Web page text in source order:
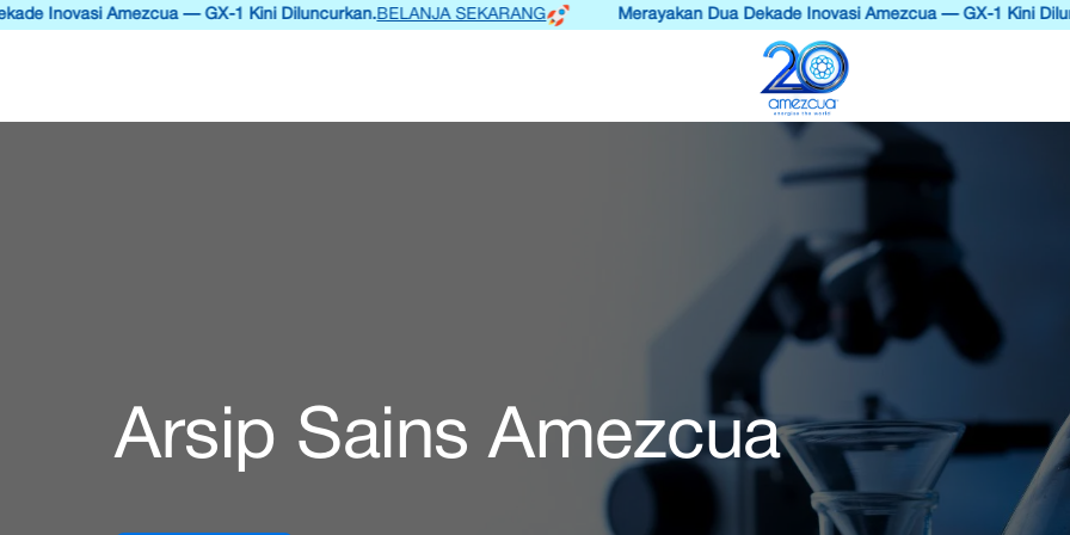
Inovasi Amezcua — GX-1 Kini Diluncurkan.BELANJA SEKARANG Merayakan Dua Dekade Inovasi Amezcua — GX-1 Kini
Arsip Sains Amezcua